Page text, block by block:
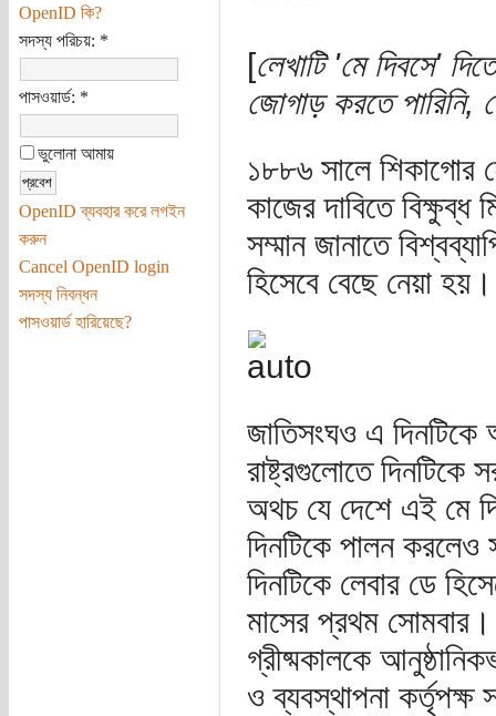
OpenID কি?
সদস্য পরিচয়: *
পাসওয়ার্ড: *
ভুলোনা আমায়
OpenID ব্যবহার করে লগইন
করুন
Cancel OpenID login
সদস্য নিবন্ধন
পাসওয়ার্ড হারিয়েছে?
[লেখাটি 'মে দিবসে'
জোগাড় করতে
১৮৮৬ সালে শিকাগোর
কাজের দাবিতে
সম্মান জানাতে
হিসেবে বেছে নেয়া হয়।
জাতিসংঘও এ দিনটিকে
রাষ্ট্রগুলোতে দিনটিকে
অথচ যে দেশে এই মে
দিনটিকে পালন করলেও
দিনটিকে লেবার ডে
মাসের প্রথম সোমবার।
গ্রীষ্মকালকে
ও ব্যবস্থাপনা